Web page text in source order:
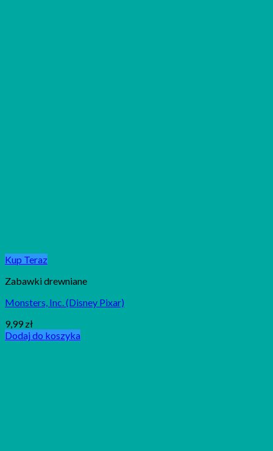
Kup Teraz
Zabawki drewniane
Monsters, Inc. (Disney Pixar)
9,99 zł
Dodaj do koszyka